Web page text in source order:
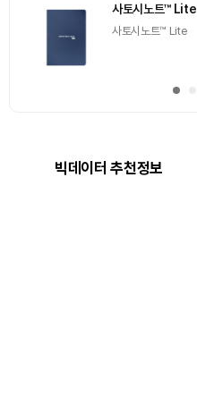
사토시노트™ Lite
사토시노트™ Lite
빅데이터 추천정보